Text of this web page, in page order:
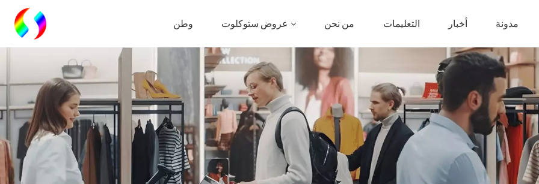
وطن عروض ستوكلوت من نحن التعليمات أخبار مدونة